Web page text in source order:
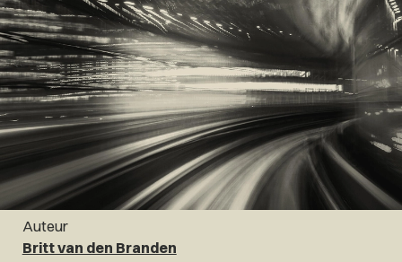
Auteur
Britt van den Branden